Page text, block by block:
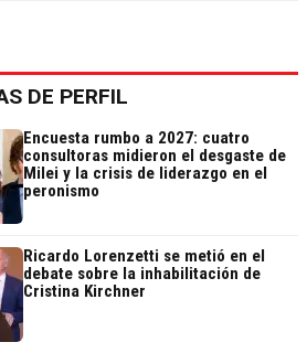
DE PERFIL
Encuesta rumbo a 2027: cuatro
consultoras midieron el desgaste de
Milei y la crisis de liderazgo en el
peronismo
Ricardo Lorenzetti se metió en el
debate sobre la inhabilitación de
Cristina Kirchner